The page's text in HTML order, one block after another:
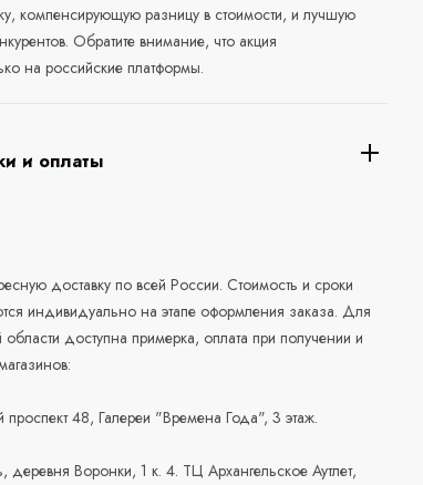
компенсирующую разницу в стоимости, и лучшую
Обратите внимание, что акция
на российские платформы.
и оплаты
доставку по всей России. Стоимость и сроки
индивидуально на этапе оформления заказа. Для
доступна примерка, оплата при получении и
проспект 48, Галереи "Времена Года", 3 этаж.
деревня Воронки, 1 к. 4. ТЦ Архангельское Аутлет,